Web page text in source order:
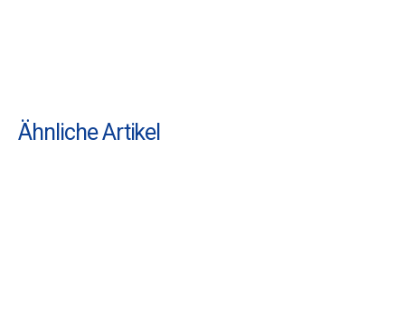
Ähnliche Artikel